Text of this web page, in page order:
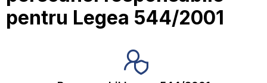
pentru Legea 544/2001